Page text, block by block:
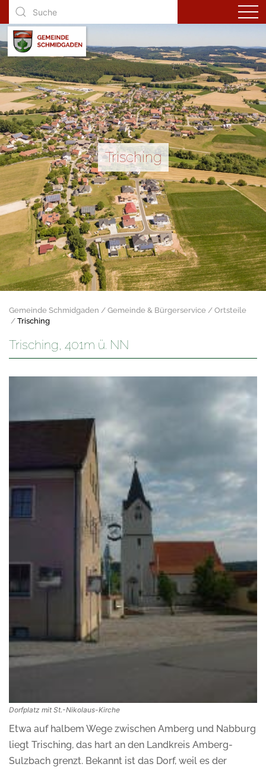
Trisching
Gemeinde Schmidgaden Gemeinde & Bürgerservice
Ortsteile
Trisching
Trisching, 401m ü. NN
Dorfplatz mit St.-Nikolaus-Kirche
Etwa auf halbem Wege zwischen Amberg und Nabburg
liegt Trisching, das hart an den Landkreis Amberg-
Sulzbach grenzt. Bekannt ist das Dorf, weil es der